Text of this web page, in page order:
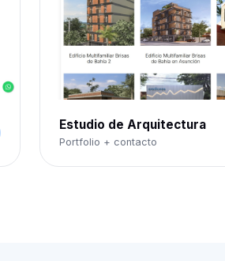
Estudio de Arquitectura
Portfolio + contacto